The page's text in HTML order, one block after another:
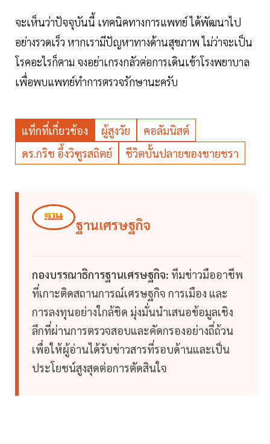
จะเห็นว่าปัจจุบันนี้ เทคนิคทางการแพทย์ ได้พัฒนาไป
อย่างรวดเร็ว หากเรามีปัญหาทางด้านสุขภาพ ไม่ว่าจะเป็น
โรคอะไรก็ตาม จงอย่าเกรงกลัวต่อการเดินเข้าโรงพยาบาล
เพื่อพบแพทย์ทำการตรวจรักษานะครับ
แท็กที่เกี่ยวข้อง ผู้สูงวัย
คอลัมนิสต์
ดร.กริช อึ้งวิฑูรสถิตย์
ชีวิตบั้นปลายของชายชรา
ฐานเศรษฐกิจ
กองบรรณาธิการฐานเศรษฐกิจ: ทีมข่าวมืออาชีพ
ที่เกาะติดสถานการณ์เศรษฐกิจ การเมือง และ
การลงทุนอย่างใกล้ชิด มุ่งมั่นนำเสนอข้อมูลเชิง
ลึกที่ผ่านการตรวจสอบและคัดกรองอย่างถี่ถ้วน
เพื่อให้ผู้อ่านได้รับข่าวสารที่รอบด้านและเป็น
ประโยชน์สูงสุดต่อการตัดสินใจ